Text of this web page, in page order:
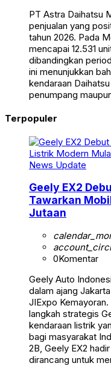
PT Astra Daihatsu
penjualan yang
tahun 2026. Pada
mencapai 12.531
dibandingkan
ini menunjukkan
kendaraan
penumpang
Terpopuler
News Update
Geely EX2
Tawarkan
Jutaan
0Komentar
Geely Auto
dalam ajang
JIExpo
langkah strategis
kendaraan listrik
bagi masyarakat
2B, Geely EX2
dirancang untuk